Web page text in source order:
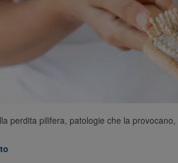
perdita pilifera, patologie che la